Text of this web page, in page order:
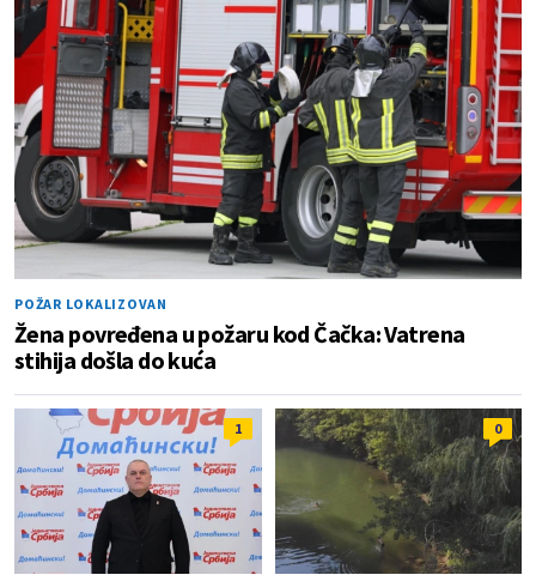
POŽAR LOKALIZOVAN
Žena povređena u požaru kod Čačka: Vatrena
stihija došla do kuća
1 0